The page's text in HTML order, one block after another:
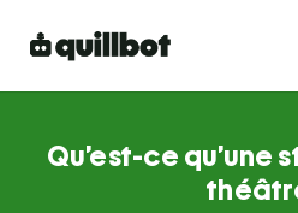
Qu’est-ce qu’une